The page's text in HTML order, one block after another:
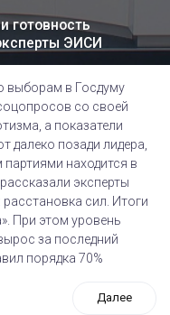
готовность
ЭИСИ
выборам в Госдуму
со своей
а показатели
позади лидера,
находится в
эксперты
сил. Итоги
При этом уровень
за последний
порядка 70%
Далее